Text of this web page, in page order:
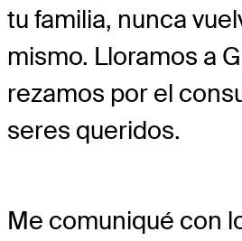
tu familia, nunca
mismo. Lloramos a
rezamos por el
seres queridos.
Me comuniqué con